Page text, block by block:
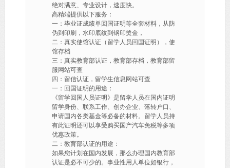
绝对满意、专业设计，速度快。
高精端提供以下服务：
一：毕业证成绩单回国证明等全套材料，从防
伪到印刷，水印底纹到钢印烫金，
二：真实使馆认证（留学人员回国证明），使
馆存档
三：真实教育部认证，教育部存档，教育部留
服网站可查
四：留信认证，留学生信息网站可查
一：回国证明的用途：
《留学回国人员证明》是留学人员在国内证明
留学身份、联系工作、创办企业、落转户口、
申请国内各类基金等必备的材料。留学人员持
有此证明还可以享受购买国产汽车免税等多项
优惠政策。
二：教育部认证的用途：
如果您计划在国内发展，那么办理国内教育部
认证是必不可少的。事业性用人单位如银行，